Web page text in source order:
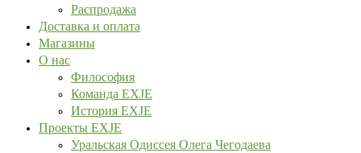
Распродажа
Доставка и оплата
Магазины
О нас
Философия
Команда EXJE
История EXJE
Проекты EXJE
Уральская Одиссея Олега Чегодаева